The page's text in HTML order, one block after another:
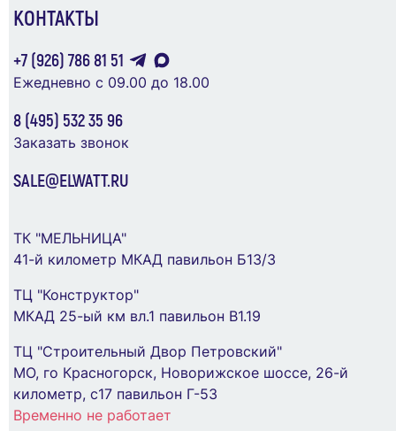
КОНТАКТЫ
+7 (926) 786 81 51
Ежедневно с 09.00 до 18.00
8 (495) 532 35 96
Заказать звонок
SALE@ELWATT.RU
ТК "МЕЛЬНИЦА"
41-й километр МКАД павильон Б13/3
ТЦ "Конструктор"
МКАД 25-ый км вл.1 павильон В1.19
ТЦ "Строительный Двор Петровский"
МО, го Красногорск, Новорижское шоссе, 26-й
километр, с17 павильон Г-53
Временно не работает